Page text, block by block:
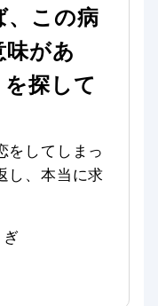
、この病
があ
探して
をしてしまっ
し、本当に求